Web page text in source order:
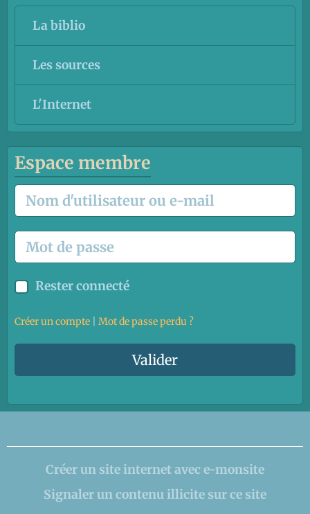
La biblio
Les sources
L'Internet
Espace membre
Rester connecté
Créer un compte Mot de passe perdu ?
Valider
Créer un site internet avec e-monsite
Signaler un contenu illicite sur ce site